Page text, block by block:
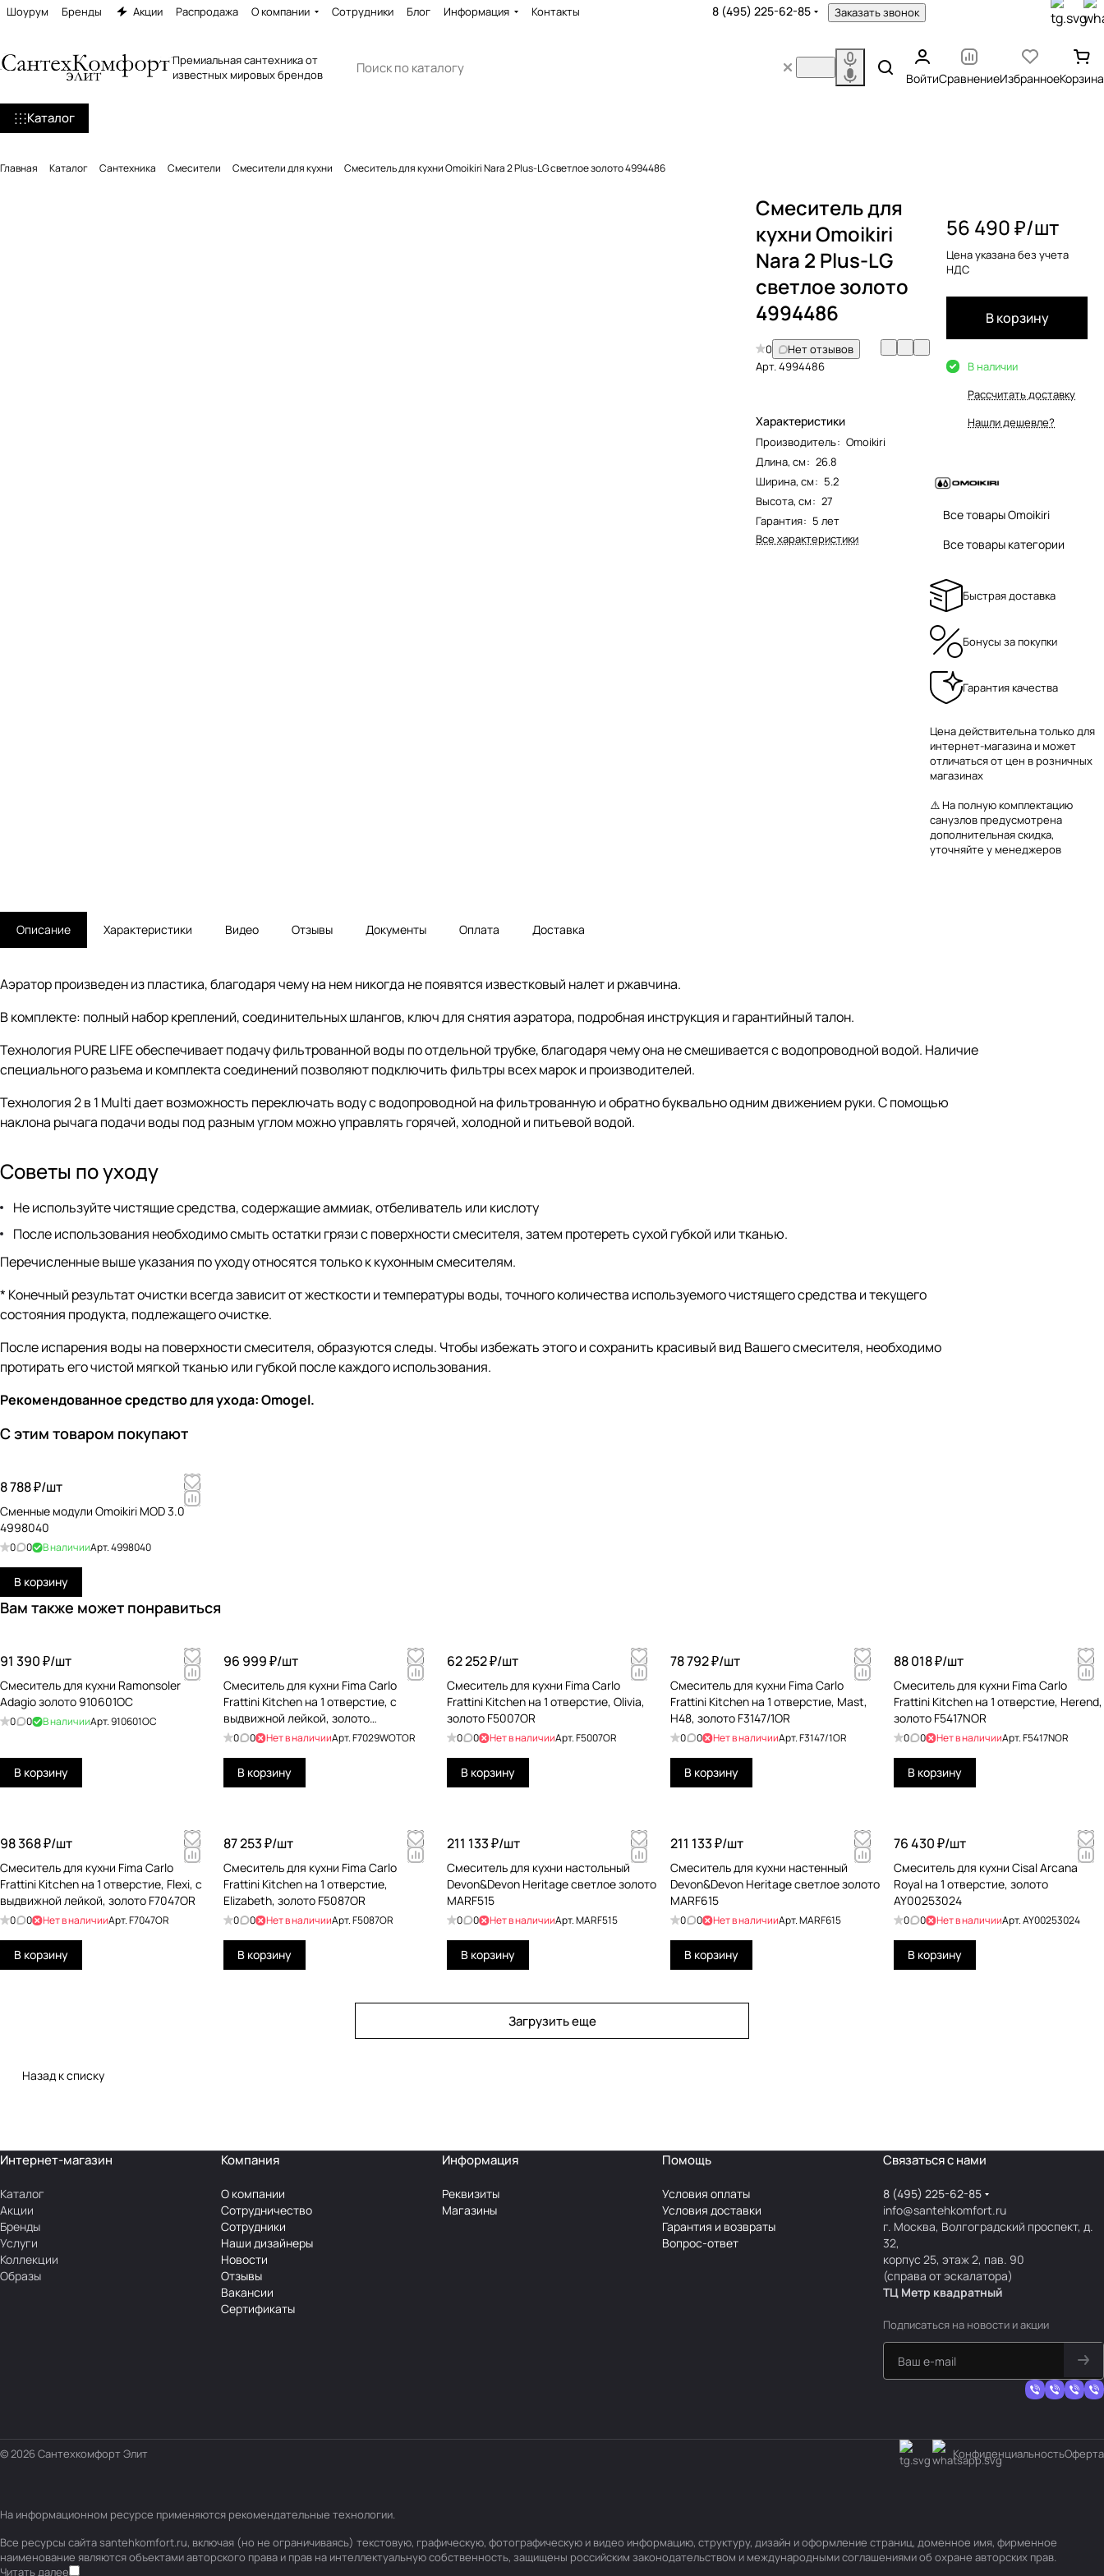
Шоурум Бренды Акции Распродажа О компании Сотрудники Блог Информация Контакты 8 (495) 225-62-85 Заказать звонок
Премиальная сантехника от
известных мировых брендов
ВойтиСравнениеИзбранноеКорзина
Каталог
Главная Каталог Сантехника Смесители Смесители для кухни Смеситель для кухни Omoikiri Nara 2 Plus-LG светлое золото 4994486
Смеситель для
кухни Omoikiri
Nara 2 Plus-LG
светлое золото
4994486
0
Нет отзывов
Арт.4994486
Характеристики
Производитель: Omoikiri
Длина, см: 26.8
Ширина, см: 5.2
Высота, см: 27
Гарантия: 5 лет
Все характеристики
56 490 ₽/шт
Цена указана без учета
НДС
В корзину
В наличии
Рассчитать доставку
Нашли дешевле?
Все товары Omoikiri
Все товары категории
Быстрая доставка
Бонусы за покупки
Гарантия качества
Цена действительна только для
интернет-магазина и может
отличаться от цен в розничных
магазинах
⚠️ На полную комплектацию
санузлов предусмотрена
дополнительная скидка,
уточняйте у менеджеров
Описание Характеристики Видео Отзывы Документы Оплата Доставка
Аэратор произведен из пластика, благодаря чему на нем никогда не появятся известковый налет и ржавчина.
В комплекте: полный набор креплений, соединительных шлангов, ключ для снятия аэратора, подробная инструкция и гарантийный талон.
Технология PURE LIFE обеспечивает подачу фильтрованной воды по отдельной трубке, благодаря чему она не смешивается с водопроводной водой. Наличие
специального разъема и комплекта соединений позволяют подключить фильтры всех марок и производителей.
Технология 2 в 1 Multi дает возможность переключать воду с водопроводной на фильтрованную и обратно буквально одним движением руки. С помощью
наклона рычага подачи воды под разным углом можно управлять горячей, холодной и питьевой водой.
Советы по уходу
Не используйте чистящие средства, содержащие аммиак, отбеливатель или кислоту
После использования необходимо смыть остатки грязи с поверхности смесителя, затем протереть сухой губкой или тканью.
Перечисленные выше указания по уходу относятся только к кухонным смесителям.
* Конечный результат очистки всегда зависит от жесткости и температуры воды, точного количества используемого чистящего средства и текущего
состояния продукта, подлежащего очистке.
После испарения воды на поверхности смесителя, образуются следы. Чтобы избежать этого и сохранить красивый вид Вашего смесителя, необходимо
протирать его чистой мягкой тканью или губкой после каждого использования.
Рекомендованное средство для ухода: Omogel.
С этим товаром покупают
8 788 ₽/шт
Cменные модули Omoikiri MOD 3.0
4998040
0 0 В наличииАрт.4998040
В корзину
Вам также может понравиться
91 390 ₽/шт
Смеситель для кухни Ramonsoler
Adagio золото 910601OC
0 0 В наличииАрт.910601OC
В корзину
96 999 ₽/шт
Смеситель для кухни Fima Carlo
Frattini Kitchen на 1 отверстие, с
выдвижной лейкой, золото
F7029WOTOR
0 0 Нет в наличииАрт.F7029WOTOR
В корзину
62 252 ₽/шт
Смеситель для кухни Fima Carlo
Frattini Kitchen на 1 отверстие, Olivia,
золото F5007OR
0 0 Нет в наличииАрт.F5007OR
В корзину
78 792 ₽/шт
Смеситель для кухни Fima Carlo
Frattini Kitchen на 1 отверстие, Mast,
H48, золото F3147/1OR
0 0 Нет в наличииАрт.F3147/1OR
В корзину
88 018 ₽/шт
Смеситель для кухни Fima Carlo
Frattini Kitchen на 1 отверстие, Herend,
золото F5417NOR
0 0 Нет в наличииАрт.F5417NOR
В корзину
98 368 ₽/шт
Смеситель для кухни Fima Carlo
Frattini Kitchen на 1 отверстие, Flexi, с
выдвижной лейкой, золото F7047OR
0 0 Нет в наличииАрт.F7047OR
В корзину
87 253 ₽/шт
Смеситель для кухни Fima Carlo
Frattini Kitchen на 1 отверстие,
Elizabeth, золото F5087OR
0 0 Нет в наличииАрт.F5087OR
В корзину
211 133 ₽/шт
Смеситель для кухни настольный
Devon&Devon Heritage светлое золото
MARF515
0 0 Нет в наличииАрт.MARF515
В корзину
211 133 ₽/шт
Смеситель для кухни настенный
Devon&Devon Heritage светлое золото
MARF615
0 0 Нет в наличииАрт.MARF615
В корзину
76 430 ₽/шт
Смеситель для кухни Cisal Arcana
Royal на 1 отверстие, золото
AY00253024
0 0 Нет в наличииАрт.AY00253024
В корзину
Загрузить еще
Назад к списку
Интернет-магазин
Каталог
Акции
Бренды
Услуги
Коллекции
Образы
Компания
О компании
Сотрудничество
Сотрудники
Наши дизайнеры
Новости
Отзывы
Вакансии
Сертификаты
Информация
Реквизиты
Магазины
Помощь
Условия оплаты
Условия доставки
Гарантия и возвраты
Вопрос-ответ
Связаться с нами
8 (495) 225-62-85
info@santehkomfort.ru
г. Москва, Волгоградский проспект, д.
32,
корпус 25, этаж 2, пав. 90
(справа от эскалатора)
ТЦ Метр квадратный
Подписаться на новости и акции
© 2026 Сантехкомфорт Элит КонфиденциальностьОферта
На информационном ресурсе применяются рекомендательные технологии.
Все ресурсы сайта santehkomfort.ru, включая (но не ограничиваясь) текстовую, графическую, фотографическую и видео информацию, структуру, дизайн и оформление страниц, доменное имя, фирменное
наименование являются объектами авторского права и прав на интеллектуальную собственность, защищены российским законодательством и международными соглашениями об охране авторских прав.
Читать далее